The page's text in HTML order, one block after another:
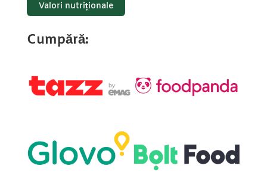
Valori nutriționale
Cumpără: